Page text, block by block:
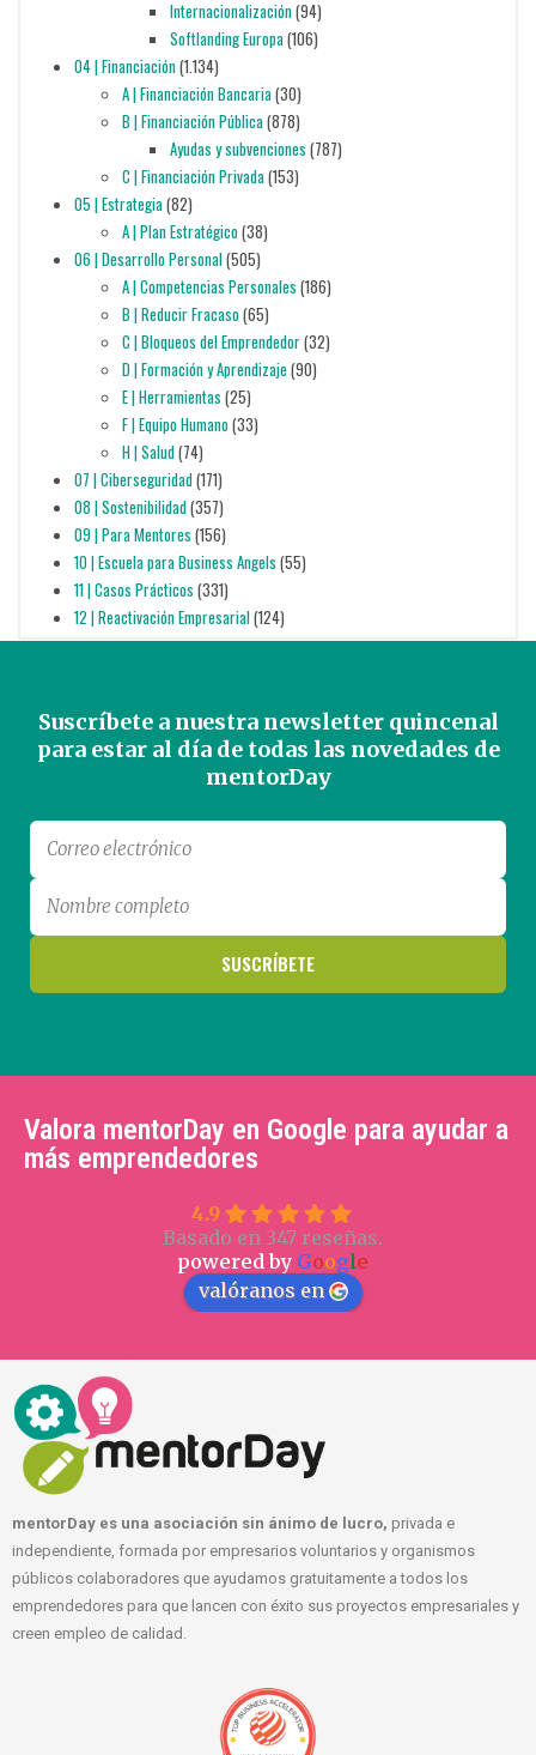
Internacionalización(94)
Softlanding Europa(106)
04 | Financiación(1.134)
A | Financiación Bancaria(30)
B | Financiación Pública(878)
Ayudas y subvenciones (787)
C | Financiación Privada(153)
05 | Estrategia(82)
A | Plan Estratégico(38)
06 | Desarrollo Personal(505)
A | Competencias Personales (186)
B | Reducir Fracaso(65)
C | Bloqueos del Emprendedor(32)
D | Formación y Aprendizaje (90)
E | Herramientas (25)
F | Equipo Humano(33)
H | Salud(74)
07 | Ciberseguridad(171)
08 | Sostenibilidad(357)
09 | Para Mentores (156)
10 | Escuela para Business Angels (55)
11 | Casos Prácticos (331)
12 | Reactivación Empresarial(124)
Suscríbete a nuestra newsletter quincenal
para estar al día de todas las novedades de
mentorDay
Valora mentorDay en Google para ayudar a
más emprendedores
4.9
Basado en 347 reseñas.
powered by Google
valóranos en
mentorDay es una asociación sin ánimo de lucro, privada e
independiente, formada por empresarios voluntarios y organismos
públicos colaboradores que ayudamos gratuitamente a todos los
emprendedores para que lancen con éxito sus proyectos empresariales y
creen empleo de calidad.